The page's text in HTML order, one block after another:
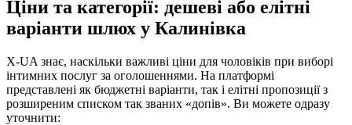
Ціни та категорії: дешеві або елітні
варіанти шлюх у Калинівка
X-UA знає, наскільки важливі ціни для чоловіків при виборі
інтимних послуг за оголошеннями. На платформі
представлені як бюджетні варіанти, так і елітні пропозиції з
розширеним списком так званих «допів». Ви можете одразу
уточнити: